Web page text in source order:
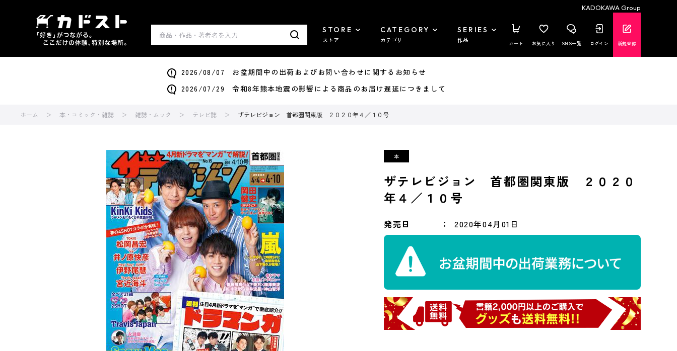
KADOKAWA Group
STORE
ストア
CATEGORY
カテゴリ
SERIES
作品 カート お気に入り SNS一覧 ログイン 新規登録
2026/08/07 お盆期間中の出荷およびお問い合わせに関するお知らせ
2026/07/29 令和8年熊本地震の影響による商品のお届け遅延につきまして
ホーム 本・コミック・雑誌 雑誌・ムック テレビ誌 ザテレビジョン 首都圏関東版 ２０２０年４／１０号
ザテレビジョン 首都圏関東版 ２０２０
年４／１０号
発売日 2020年04月01日